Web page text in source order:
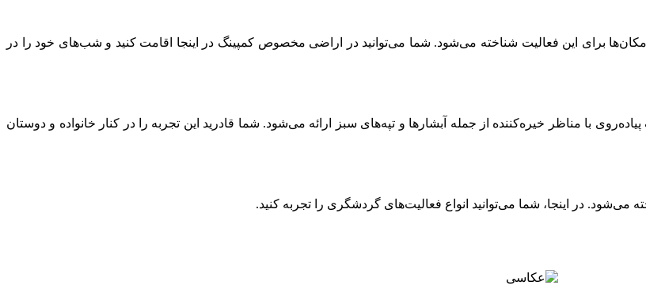
برای این فعالیت شناخته می‌شود. شما می‌توانید در اراضی مخصوص کمپینگ در اینجا اقامت کنید و شب‌های خود را در
با مناظر خیره‌کننده از جمله آبشارها و تپه‌های سبز ارائه می‌شود. شما قادرید این تجربه را در کنار خانواده و دوستان
در اینجا، شما می‌توانید انواع فعالیت‌های گردشگری را تجربه کنید.